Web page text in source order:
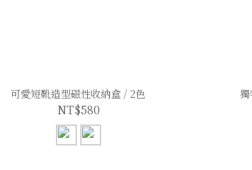
可愛短靴造型磁性收納盒 / 2色
NT$580